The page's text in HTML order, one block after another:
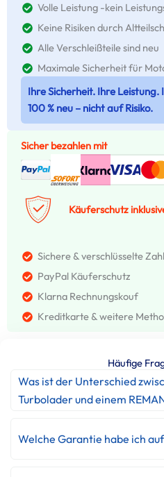
Volle Leistung -kein
Keine Risiken durch
Alle Verschleißteile sind neu
Maximale Sicherheit für
Ihre Sicherheit. Ihre Leistung.
100 % neu – nicht auf Risiko.
Sicher bezahlen mit
Käuferschutz
Sichere & verschlüsselte
PayPal Käuferschutz
Klarna Rechnungskouf
Kreditkarte & weitere
Häufige
Was ist der Unterschied
Turbolader und einem
Welche Garantie habe ich